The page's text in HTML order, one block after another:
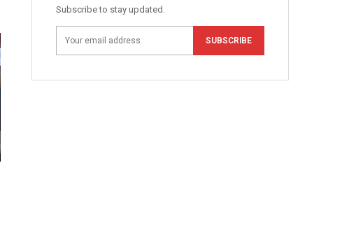
Subscribe to stay updated.
SUBSCRIBE